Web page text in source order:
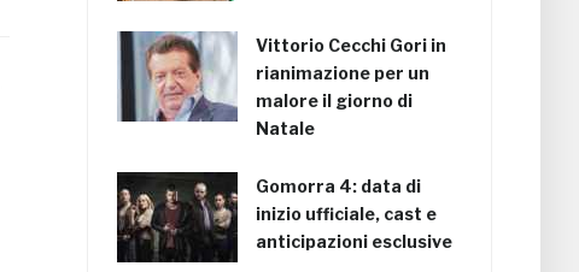
Vittorio Cecchi Gori in
rianimazione per un
malore il giorno di
Natale
Gomorra 4: data di
inizio ufficiale, cast e
anticipazioni esclusive